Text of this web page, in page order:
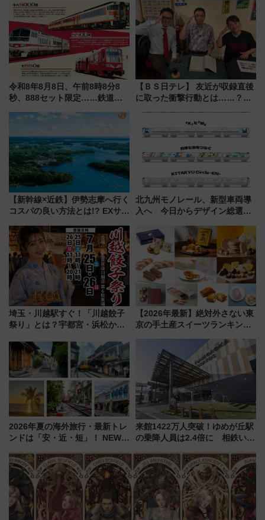
令和8年8月8日、午前8時8分8
秒、888セット限定……鉄道各
たち
【ＢＳ日テレ】 友近が収録直後
に取った衝撃行動とは……？
で極上の夏祭り鉄道旅を放送
【新幹線×近鉄】伊勢志摩へ行く
コスパの良い方法とは!? EXサー
パス」の購入方法と紙版・デジ
タル版の違いを解説
北九州モノレール、新型車両導
入へ 今日からデザイン総選挙
埼玉・川越駅すぐ！「川越餃子
祭り」とは？宇都宮・浜松から
を食べ比べ【7月25日・26日開
催】
【2026年最新】絶対外さない東
京の手土産スイーツランキング
2026年夏の海外旅行・最新トレ
ンドは「安・近・短」！ NEWT
渡航先TOP5とは？ 円安時代の
旅行術
来館1422万人突破！ゆめが丘駅
の乗降人員は2.4倍に 相鉄いず
年祭にそうにゃん＆DB.スター
マンが登場